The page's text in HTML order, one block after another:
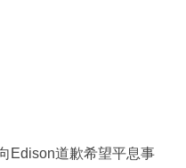
Edison道歉希望平息事